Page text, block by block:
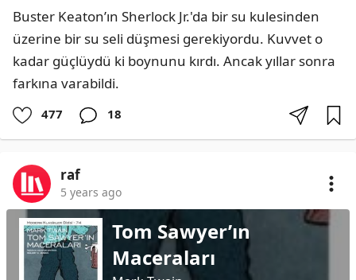
Buster Keaton’ın Sherlock Jr.'da bir su kulesinden
üzerine bir su seli düşmesi gerekiyordu. Kuvvet o
kadar güçlüydü ki boynunu kırdı. Ancak yıllar sonra
farkına varabildi.
477 18
raf
5 years ago
Tom Sawyer’ın
Maceraları